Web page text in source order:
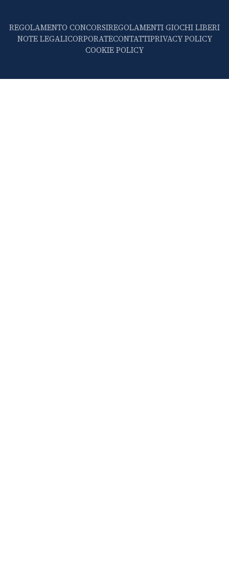
REGOLAMENTO CONCORSIREGOLAMENTI GIOCHI LIBERI
NOTE LEGALICORPORATECONTATTIPRIVACY POLICY
COOKIE POLICY